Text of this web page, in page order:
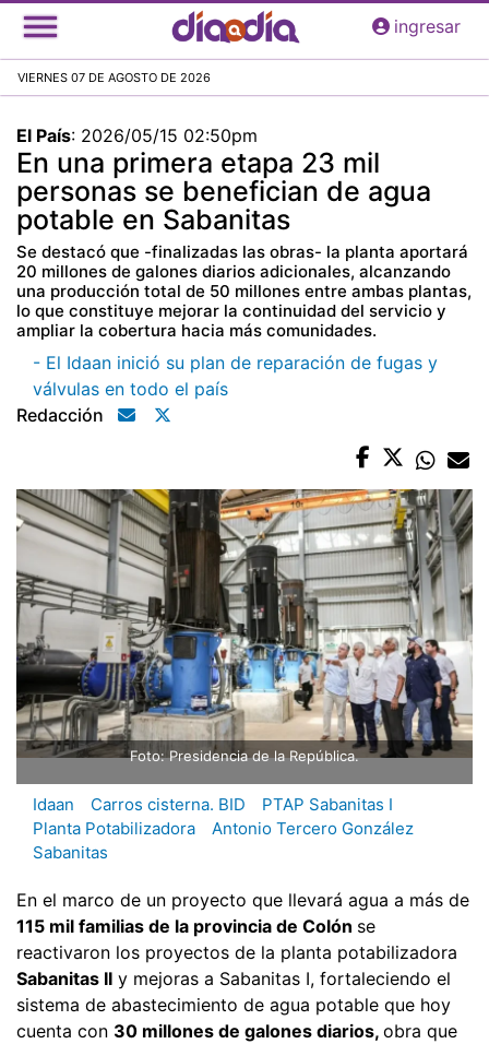
Pasar
al
principal
ingresar
VIERNES 07 DE AGOSTO DE 2026
El País: 2026/05/15 02:50pm
En una primera etapa 23 mil
personas se benefician de agua
potable en Sabanitas
Se destacó que -finalizadas las obras- la planta aportará
20 millones de galones diarios adicionales, alcanzando
una producción total de 50 millones entre ambas plantas,
lo que constituye mejorar la continuidad del servicio y
ampliar la cobertura hacia más comunidades.
- El Idaan inició su plan de reparación de fugas y
válvulas en todo el país
Redacción
Foto: Presidencia de la República.
Idaan Carros cisterna. BID
PTAP Sabanitas I
Planta Potabilizadora
Antonio Tercero González
Sabanitas
En el marco de un proyecto que llevará agua a más de
115 mil familias de la provincia de Colón se
reactivaron los proyectos de la planta potabilizadora
Sabanitas II y mejoras a Sabanitas I, fortaleciendo el
sistema de abastecimiento de agua potable que hoy
cuenta con 30 millones de galones diarios, obra que